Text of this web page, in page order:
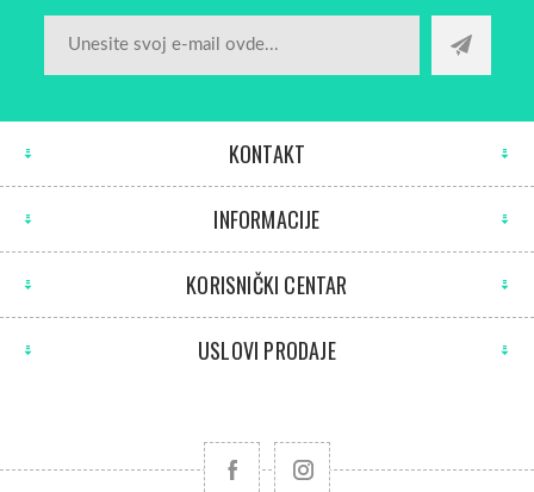
KONTAKT
INFORMACIJE
KORISNIČKI CENTAR
USLOVI PRODAJE